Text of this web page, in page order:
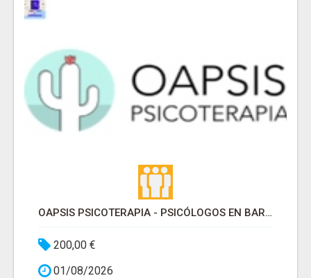
OAPSIS PSICOTERAPIA - PSICÓLOGOS EN BARRIO DE SALAMANCA
200,00 €
01/08/2026